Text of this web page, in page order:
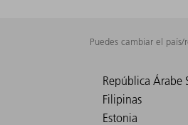
Puedes cambiar el país/